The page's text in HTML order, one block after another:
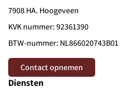
7908 HA. Hoogeveen
KVK nummer: 92361390
BTW-nummer: NL866020743B01
Contact opnemen
Diensten